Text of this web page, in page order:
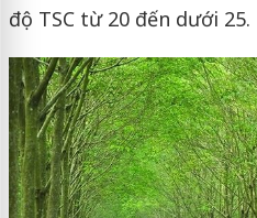
độ TSC từ 20 đến dưới 25.